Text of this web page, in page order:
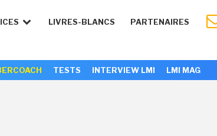
LIVRES-BLANCS PARTENAIRES
TESTS INTERVIEW LMI LMI MAG